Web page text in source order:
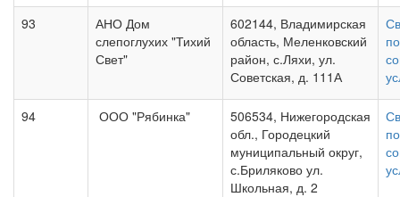
93
АНО Дом
слепоглухих "Тихий
Свет"
602144, Владимирская
область, Меленковский
район, с.Ляхи, ул.
Советская, д. 111А
94 ООО "Рябинка"
506534, Нижегородская
обл., Городецкий
муниципальный округ,
с.Бриляково ул.
Школьная, д. 2